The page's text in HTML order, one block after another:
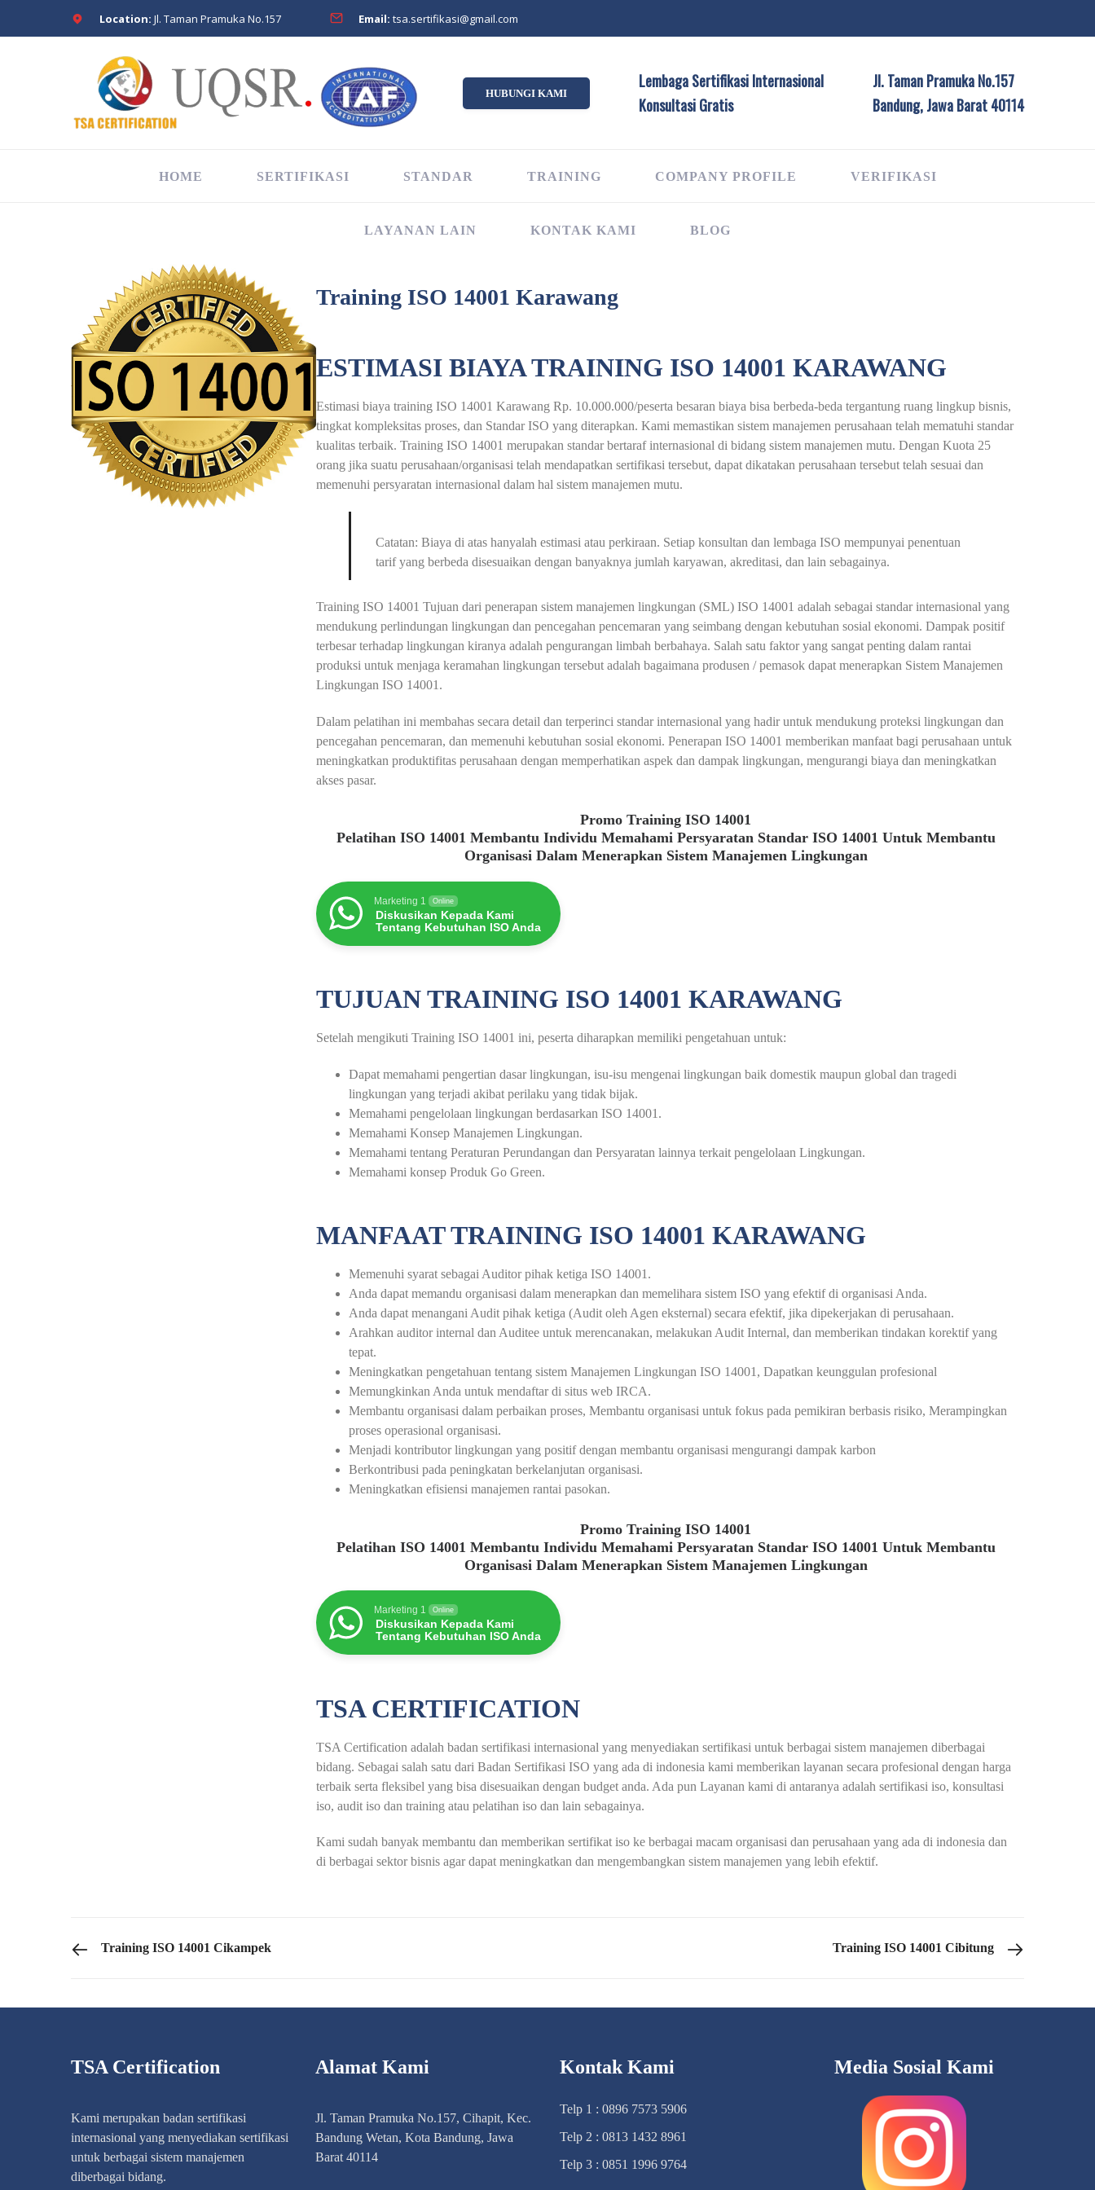
Location: Jl. Taman Pramuka No.157 Email: tsa.sertifikasi@gmail.com
HUBUNGI KAMI
Lembaga Sertifikasi Internasional
Konsultasi Gratis
Jl. Taman Pramuka No.157
Bandung, Jawa Barat 40114
HOME SERTIFIKASI STANDAR TRAINING COMPANY PROFILE VERIFIKASI
LAYANAN LAIN KONTAK KAMI BLOG
Training ISO 14001 Karawang
ESTIMASI BIAYA TRAINING ISO 14001 KARAWANG
Estimasi biaya training ISO 14001 Karawang Rp. 10.000.000/peserta besaran biaya bisa berbeda-beda tergantung ruang lingkup bisnis,
tingkat kompleksitas proses, dan Standar ISO yang diterapkan. Kami memastikan sistem manajemen perusahaan telah mematuhi standar
kualitas terbaik. Training ISO 14001 merupakan standar bertaraf internasional di bidang sistem manajemen mutu. Dengan Kuota 25
orang jika suatu perusahaan/organisasi telah mendapatkan sertifikasi tersebut, dapat dikatakan perusahaan tersebut telah sesuai dan
memenuhi persyaratan internasional dalam hal sistem manajemen mutu.
Catatan: Biaya di atas hanyalah estimasi atau perkiraan. Setiap konsultan dan lembaga ISO mempunyai penentuan
tarif yang berbeda disesuaikan dengan banyaknya jumlah karyawan, akreditasi, dan lain sebagainya.
Training ISO 14001 Tujuan dari penerapan sistem manajemen lingkungan (SML) ISO 14001 adalah sebagai standar internasional yang
mendukung perlindungan lingkungan dan pencegahan pencemaran yang seimbang dengan kebutuhan sosial ekonomi. Dampak positif
terbesar terhadap lingkungan kiranya adalah pengurangan limbah berbahaya. Salah satu faktor yang sangat penting dalam rantai
produksi untuk menjaga keramahan lingkungan tersebut adalah bagaimana produsen / pemasok dapat menerapkan Sistem Manajemen
Lingkungan ISO 14001.
Dalam pelatihan ini membahas secara detail dan terperinci standar internasional yang hadir untuk mendukung proteksi lingkungan dan
pencegahan pencemaran, dan memenuhi kebutuhan sosial ekonomi. Penerapan ISO 14001 memberikan manfaat bagi perusahaan untuk
meningkatkan produktifitas perusahaan dengan memperhatikan aspek dan dampak lingkungan, mengurangi biaya dan meningkatkan
akses pasar.
Promo Training ISO 14001
Pelatihan ISO 14001 Membantu Individu Memahami Persyaratan Standar ISO 14001 Untuk Membantu
Organisasi Dalam Menerapkan Sistem Manajemen Lingkungan
Marketing 1 Online
Diskusikan Kepada Kami
Tentang Kebutuhan ISO Anda
TUJUAN TRAINING ISO 14001 KARAWANG
Setelah mengikuti Training ISO 14001 ini, peserta diharapkan memiliki pengetahuan untuk:
Dapat memahami pengertian dasar lingkungan, isu-isu mengenai lingkungan baik domestik maupun global dan tragedi
lingkungan yang terjadi akibat perilaku yang tidak bijak.
Memahami pengelolaan lingkungan berdasarkan ISO 14001.
Memahami Konsep Manajemen Lingkungan.
Memahami tentang Peraturan Perundangan dan Persyaratan lainnya terkait pengelolaan Lingkungan.
Memahami konsep Produk Go Green.
MANFAAT TRAINING ISO 14001 KARAWANG
Memenuhi syarat sebagai Auditor pihak ketiga ISO 14001.
Anda dapat memandu organisasi dalam menerapkan dan memelihara sistem ISO yang efektif di organisasi Anda.
Anda dapat menangani Audit pihak ketiga (Audit oleh Agen eksternal) secara efektif, jika dipekerjakan di perusahaan.
Arahkan auditor internal dan Auditee untuk merencanakan, melakukan Audit Internal, dan memberikan tindakan korektif yang
tepat.
Meningkatkan pengetahuan tentang sistem Manajemen Lingkungan ISO 14001, Dapatkan keunggulan profesional
Memungkinkan Anda untuk mendaftar di situs web IRCA.
Membantu organisasi dalam perbaikan proses, Membantu organisasi untuk fokus pada pemikiran berbasis risiko, Merampingkan
proses operasional organisasi.
Menjadi kontributor lingkungan yang positif dengan membantu organisasi mengurangi dampak karbon
Berkontribusi pada peningkatan berkelanjutan organisasi.
Meningkatkan efisiensi manajemen rantai pasokan.
Promo Training ISO 14001
Pelatihan ISO 14001 Membantu Individu Memahami Persyaratan Standar ISO 14001 Untuk Membantu
Organisasi Dalam Menerapkan Sistem Manajemen Lingkungan
Marketing 1 Online
Diskusikan Kepada Kami
Tentang Kebutuhan ISO Anda
TSA CERTIFICATION
TSA Certification adalah badan sertifikasi internasional yang menyediakan sertifikasi untuk berbagai sistem manajemen diberbagai
bidang. Sebagai salah satu dari Badan Sertifikasi ISO yang ada di indonesia kami memberikan layanan secara profesional dengan harga
terbaik serta fleksibel yang bisa disesuaikan dengan budget anda. Ada pun Layanan kami di antaranya adalah sertifikasi iso, konsultasi
iso, audit iso dan training atau pelatihan iso dan lain sebagainya.
Kami sudah banyak membantu dan memberikan sertifikat iso ke berbagai macam organisasi dan perusahaan yang ada di indonesia dan
di berbagai sektor bisnis agar dapat meningkatkan dan mengembangkan sistem manajemen yang lebih efektif.
PREVIOUS POST
Training ISO 14001 Cikampek Training ISO 14001 Cibitung
TSA Certification
Kami merupakan badan sertifikasi
internasional yang menyediakan sertifikasi
untuk berbagai sistem manajemen
diberbagai bidang.
Alamat Kami
Jl. Taman Pramuka No.157, Cihapit, Kec.
Bandung Wetan, Kota Bandung, Jawa
Barat 40114
Kontak Kami
Telp 1 : 0896 7573 5906
Telp 2 : 0813 1432 8961
Telp 3 : 0851 1996 9764
Media Sosial Kami